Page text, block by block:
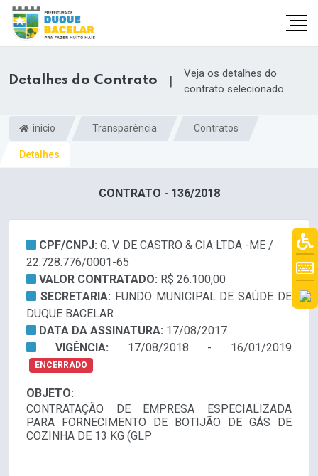
Detalhes do Contrato |
Veja os detalhes do
contrato selecionado
inicio Transparência Contratos
Detalhes
CONTRATO - 136/2018
CPF/CNPJ: G. V. DE CASTRO & CIA LTDA -ME /
22.728.776/0001-65
VALOR CONTRATADO: R$ 26.100,00
SECRETARIA: FUNDO MUNICIPAL DE SAÚDE DE
DUQUE BACELAR
DATA DA ASSINATURA: 17/08/2017
VIGÊNCIA: 17/08/2018 - 16/01/2019
ENCERRADO
OBJETO:
CONTRATAÇÃO DE EMPRESA ESPECIALIZADA
PARA FORNECIMENTO DE BOTIJÃO DE GÁS DE
COZINHA DE 13 KG (GLP